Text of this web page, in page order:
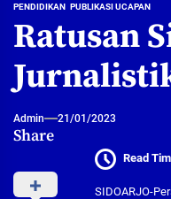
PENDIDIKAN PUBLIKASI UCAPAN
Ratusan
Admin 21/01/2023
Share
Read
SIDOARJO-